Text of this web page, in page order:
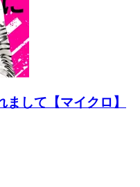
して【マイクロ】